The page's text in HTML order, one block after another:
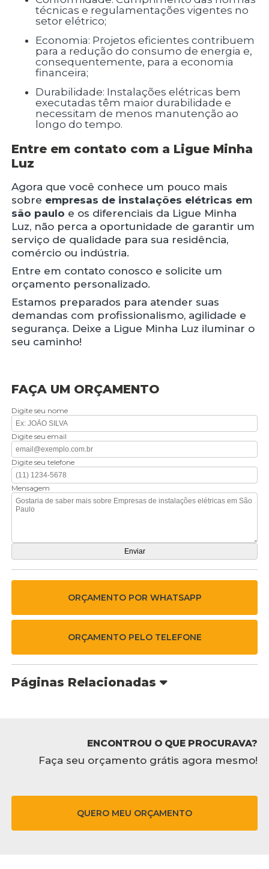
técnicas e regulamentações vigentes no
setor elétrico;
Economia: Projetos eficientes contribuem
para a redução do consumo de energia e,
consequentemente, para a economia
financeira;
Durabilidade: Instalações elétricas bem
executadas têm maior durabilidade e
necessitam de menos manutenção ao
longo do tempo.
Entre em contato com a Ligue Minha
Luz
Agora que você conhece um pouco mais
sobre empresas de instalações elétricas em
são paulo e os diferenciais da Ligue Minha
Luz, não perca a oportunidade de garantir um
serviço de qualidade para sua residência,
comércio ou indústria.
Entre em contato conosco e solicite um
orçamento personalizado.
Estamos preparados para atender suas
demandas com profissionalismo, agilidade e
segurança. Deixe a Ligue Minha Luz iluminar o
seu caminho!
FAÇA UM ORÇAMENTO
Digite seu nome
Digite seu email
Digite seu telefone
Mensagem
ORÇAMENTO POR WHATSAPP
ORÇAMENTO PELO TELEFONE
Páginas Relacionadas
ENCONTROU O QUE PROCURAVA?
Faça seu orçamento grátis agora mesmo!
QUERO MEU ORÇAMENTO